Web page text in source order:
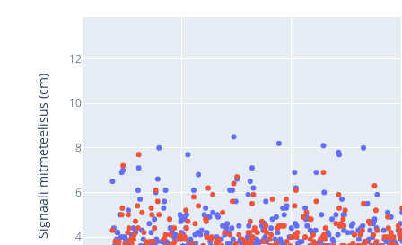
4
6
8
10
12
Signaali mitmeteelisus (cm)